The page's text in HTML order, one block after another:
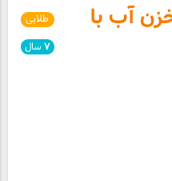
آب با
طلایی
۷ سال